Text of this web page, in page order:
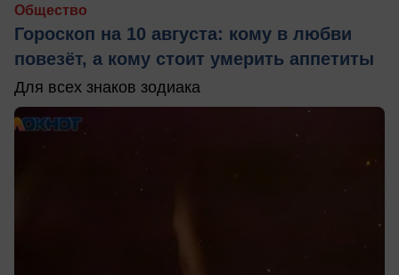
Общество
Гороскоп на 10 августа: кому в любви
повезёт, а кому стоит умерить аппетиты
Для всех знаков зодиака